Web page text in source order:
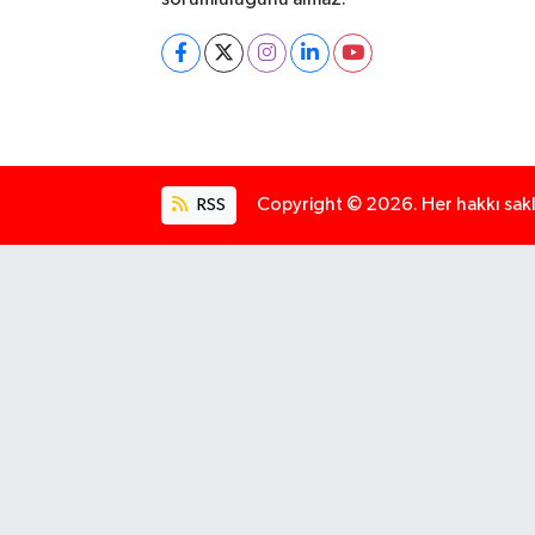
RSS Copyright © 2026. Her hakkı